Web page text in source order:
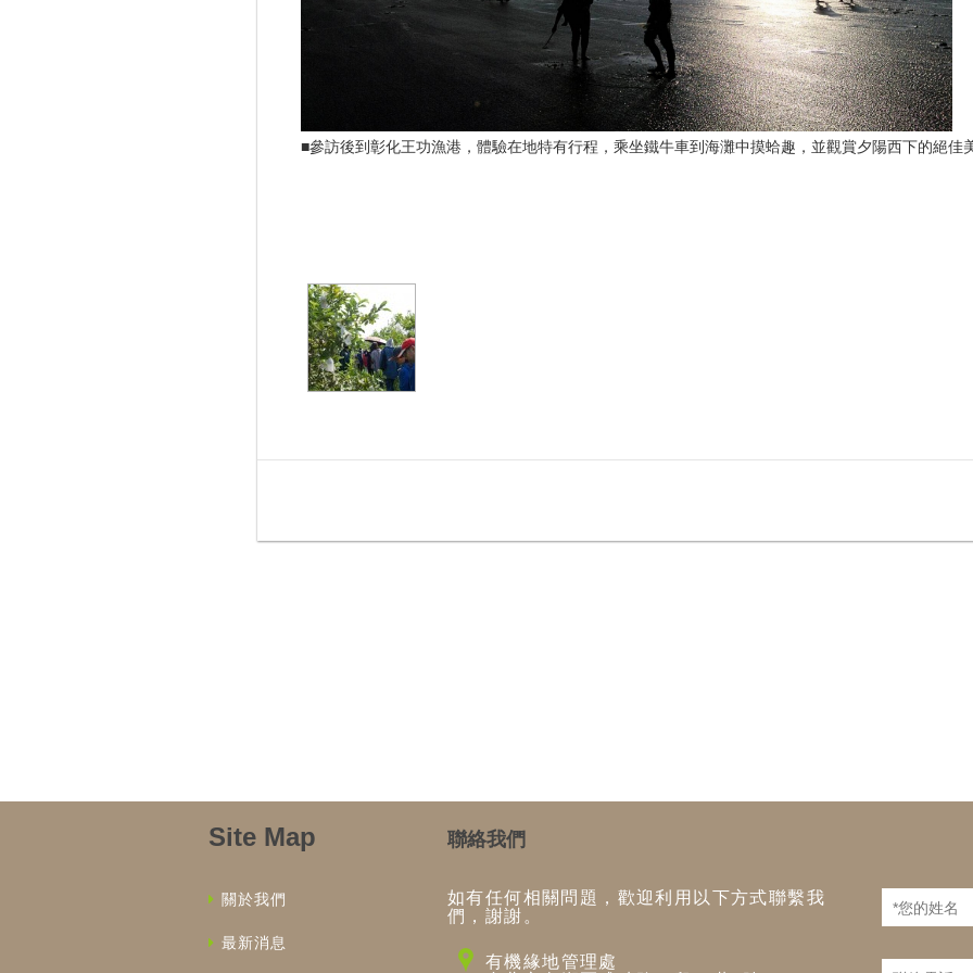
■參訪後到彰化王功漁港，體驗在地特有行程，乘坐鐵牛車到海灘中摸蛤趣，並觀賞夕陽西下的絕佳
Site Map
關於我們
最新消息
聯絡我們
如有任何相關問題，歡迎利用以下方式聯繫我
們，謝謝。
有機緣地管理處